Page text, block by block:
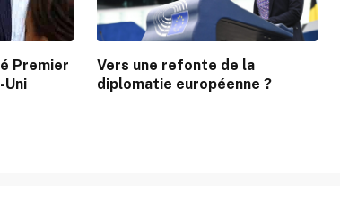
Premier
Uni
Vers une refonte de la
diplomatie européenne ?